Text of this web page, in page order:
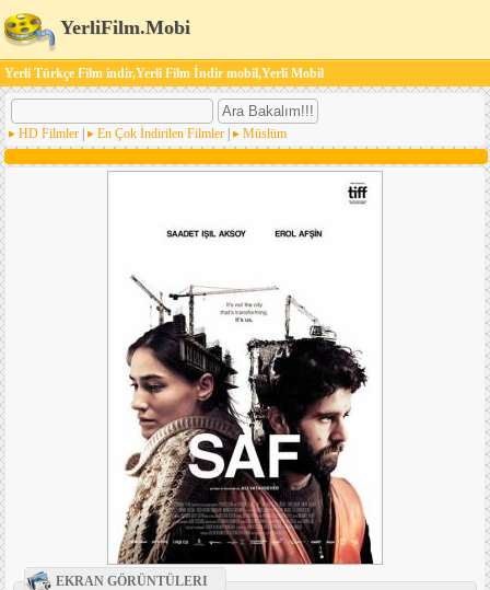
YerliFilm.Mobi
Yerli Türkçe Film indir,Yerli Film İndir mobil,Yerli Mobil
HD Filmler En Çok İndirilen Filmler Müslüm
EKRAN GÖRÜNTÜLERI